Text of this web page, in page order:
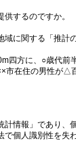
するのですか。
域に関する「推計
四方に、○歳代前
在住の男性が△
計情報」であり、
で個人識別性を失